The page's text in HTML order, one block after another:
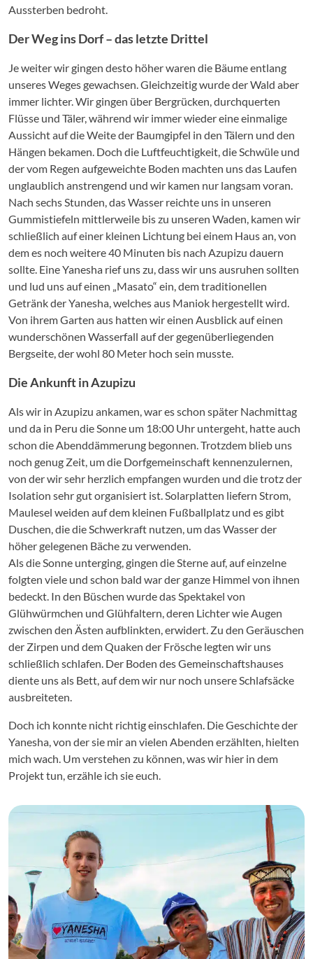
Aussterben bedroht.
Der Weg ins Dorf – das letzte Drittel
Je weiter wir gingen desto höher waren die Bäume entlang
unseres Weges gewachsen. Gleichzeitig wurde der Wald aber
immer lichter. Wir gingen über Bergrücken, durchquerten
Flüsse und Täler, während wir immer wieder eine einmalige
Aussicht auf die Weite der Baumgipfel in den Tälern und den
Hängen bekamen. Doch die Luftfeuchtigkeit, die Schwüle und
der vom Regen aufgeweichte Boden machten uns das Laufen
unglaublich anstrengend und wir kamen nur langsam voran.
Nach sechs Stunden, das Wasser reichte uns in unseren
Gummistiefeln mittlerweile bis zu unseren Waden, kamen wir
schließlich auf einer kleinen Lichtung bei einem Haus an, von
dem es noch weitere 40 Minuten bis nach Azupizu dauern
sollte. Eine Yanesha rief uns zu, dass wir uns ausruhen sollten
und lud uns auf einen „Masato“ ein, dem traditionellen
Getränk der Yanesha, welches aus Maniok hergestellt wird.
Von ihrem Garten aus hatten wir einen Ausblick auf einen
wunderschönen Wasserfall auf der gegenüberliegenden
Bergseite, der wohl 80 Meter hoch sein musste.
Die Ankunft in Azupizu
Als wir in Azupizu ankamen, war es schon später Nachmittag
und da in Peru die Sonne um 18:00 Uhr untergeht, hatte auch
schon die Abenddämmerung begonnen. Trotzdem blieb uns
noch genug Zeit, um die Dorfgemeinschaft kennenzulernen,
von der wir sehr herzlich empfangen wurden und die trotz der
Isolation sehr gut organisiert ist. Solarplatten liefern Strom,
Maulesel weiden auf dem kleinen Fußballplatz und es gibt
Duschen, die die Schwerkraft nutzen, um das Wasser der
höher gelegenen Bäche zu verwenden.
Als die Sonne unterging, gingen die Sterne auf, auf einzelne
folgten viele und schon bald war der ganze Himmel von ihnen
bedeckt. In den Büschen wurde das Spektakel von
Glühwürmchen und Glühfaltern, deren Lichter wie Augen
zwischen den Ästen aufblinkten, erwidert. Zu den Geräuschen
der Zirpen und dem Quaken der Frösche legten wir uns
schließlich schlafen. Der Boden des Gemeinschaftshauses
diente uns als Bett, auf dem wir nur noch unsere Schlafsäcke
ausbreiteten.
Doch ich konnte nicht richtig einschlafen. Die Geschichte der
Yanesha, von der sie mir an vielen Abenden erzählten, hielten
mich wach. Um verstehen zu können, was wir hier in dem
Projekt tun, erzähle ich sie euch.